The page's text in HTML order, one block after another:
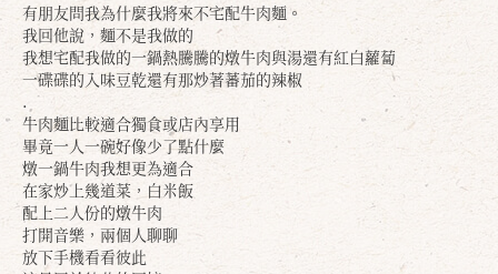
有朋友問我為什麼我將來不宅配牛肉麵。
我回他說，麵不是我做的
我想宅配我做的一鍋熱騰騰的燉牛肉與湯還有紅白蘿蔔
一碟碟的入味豆乾還有那炒著蕃茄的辣椒
.
牛肉麵比較適合獨食或店內享用
畢竟一人一碗好像少了點什麼
燉一鍋牛肉我想更為適合
在家炒上幾道菜，白米飯
配上二人份的燉牛肉
打開音樂，兩個人聊聊
放下手機看看彼此